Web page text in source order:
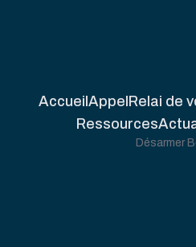
Accueil Appel Relai de
Ressources
Désarmer